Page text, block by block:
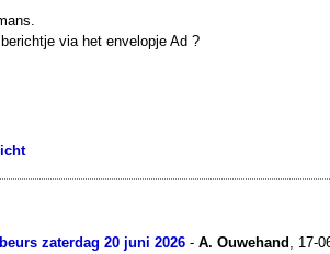
via het envelopje Ad ?
zaterdag 20 juni 2026 - A. Ouwehand , 17-